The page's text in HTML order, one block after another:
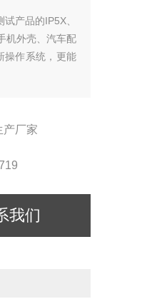
产品的IP5X、
机外壳、汽车配
操作系统，更能
产厂家
我们